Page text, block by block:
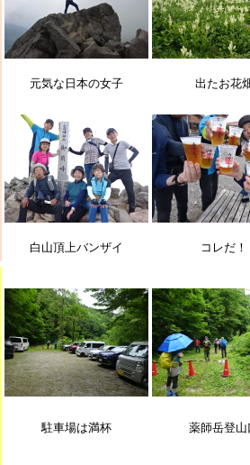
元気な日本の女子 出たお花
白山頂上バンザイ コレだ！
駐車場は満杯 薬師岳登山